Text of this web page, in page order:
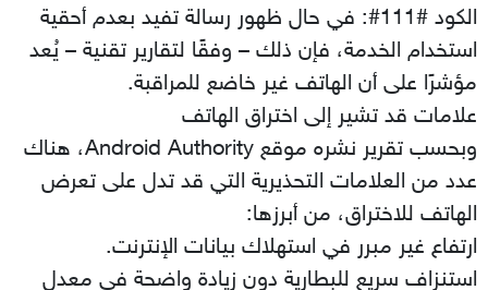
الكود ‎#111#‎: في حال ظهور رسالة تفيد بعدم أحقية
استخدام الخدمة، فإن ذلك – وفقًا لتقارير تقنية – يُعد
مؤشرًا على أن الهاتف غير خاضع للمراقبة.
علامات قد تشير إلى اختراق الهاتف
وبحسب تقرير نشره موقع Android Authority، هناك
عدد من العلامات التحذيرية التي قد تدل على تعرض
الهاتف للاختراق، من أبرزها:
ارتفاع غير مبرر في استهلاك بيانات الإنترنت.
استنزاف سريع للبطارية دون زيادة واضحة في معدل